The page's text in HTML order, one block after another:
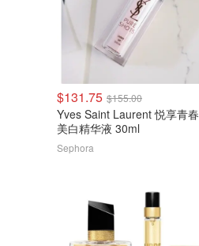
$131.75 $155.00
Yves Saint Laurent 悦享青春
美白精华液 30ml
Sephora